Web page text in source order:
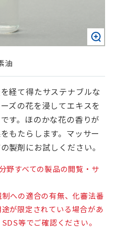
油
経て得たサステナブルな
ズの花を浸してエキスを
す。ほのかな花の香りが
もたらします。マッサー
製剤にお試しください。
野すべての製品の閲覧・サ
への適合の有無、化審法番
が限定されている場合があ
等でご確認ください。